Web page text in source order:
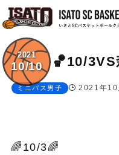
🏀10/
2021
10/10
ミニバス男子 2021年10
🌈10/3🌈